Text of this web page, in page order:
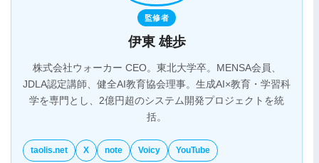
監修者
伊東 雄歩
株式会社ウォーカー CEO。東北大学卒。MENSA会員、
JDLA認定講師、健全AI教育協会理事。生成AI×教育・学習科
学を専門とし、2億円超のシステム開発プロジェクトを統
括。
taolis.net X note Voicy YouTube